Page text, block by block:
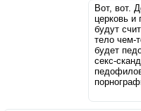
Вот, вот.
церковь и
будут
тело чем-
будет
секс-